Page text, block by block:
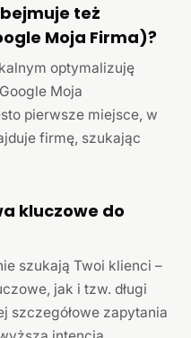
też
Moja Firma)?
optymalizuję
Moja
pierwsze miejsce, w
firmę, szukając
kluczowe do
szukają Twoi klienci –
jak i tzw. długi
szczegółowe zapytania